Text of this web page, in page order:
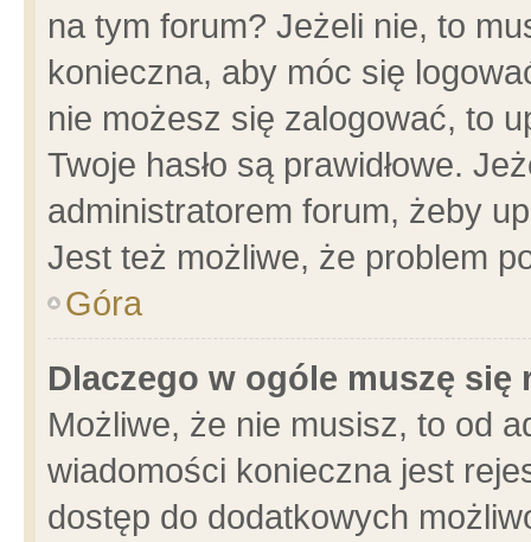
na tym forum? Jeżeli nie, to
konieczna, aby móc się
nie możesz się zalogować, to
Twoje hasło są prawidłowe.
administratorem forum, żeby
Jest też możliwe, że problem
Góra
Dlaczego w ogóle muszę się
Możliwe, że nie musisz, to od
wiadomości konieczna jest
dostęp do dodatkowych